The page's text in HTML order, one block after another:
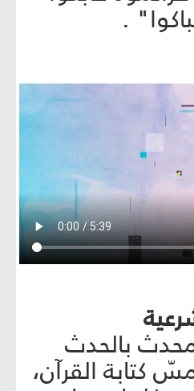
.
بالحدث
كتابة القرآن،